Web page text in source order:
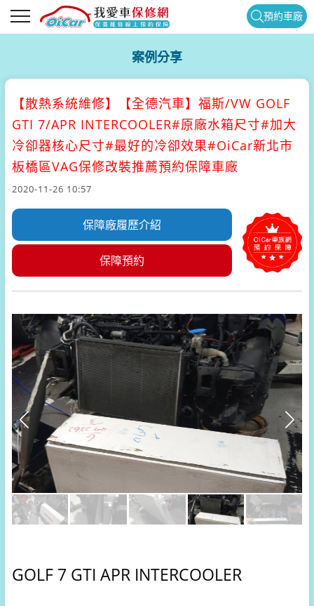
預約車廠
案例分享
【散熱系統維修】
【全德汽車】福斯/VW GOLF
GTI 7/APR INTERCOOLER#原廠水箱尺寸#加大
冷卻器核心尺寸#最好的冷卻效果#OiCar新北市
板橋區VAG保修改裝推薦預約保障車廠
2020-11-26 10:57
保障廠履歷介紹
保障預約
GOLF 7 GTI APR INTERCOOLER